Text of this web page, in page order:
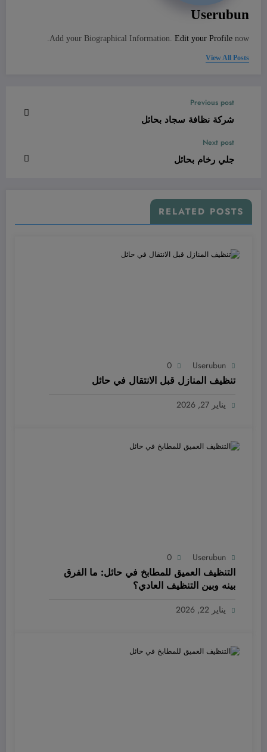
Userubun
Add your Biographical Information. Edit your Profile now.
View All Posts
Previous post
شركة نظافة سجاد بحائل
Next post
جلي رخام بحائل
RELATED POSTS
Userubun
0
تنظيف المنازل قبل الانتقال في حائل
يناير 27, 2026
Userubun
0
التنظيف العميق للمطابخ في حائل: ما الفرق
بينه وبين التنظيف العادي؟
يناير 22, 2026